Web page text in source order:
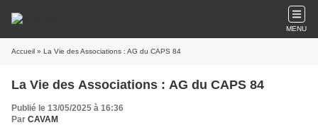
MENU
Accueil » La Vie des Associations : AG du CAPS 84
La Vie des Associations : AG du CAPS 84
Publié le 13/05/2025 à 16:36
Par CAVAM